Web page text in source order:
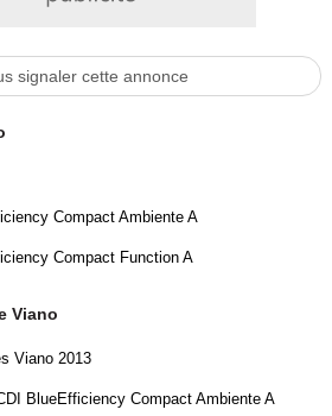
signaler cette annonce
Compact Ambiente A
Compact Function A
Viano
Viano 2013
BlueEfficiency Compact Ambiente A